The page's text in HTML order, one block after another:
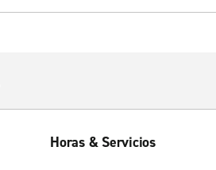
Horas & Servicios